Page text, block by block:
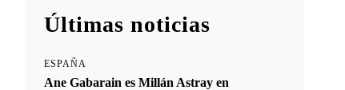
Últimas noticias
ESPAÑA
Ane Gabarain es Millán Astray en